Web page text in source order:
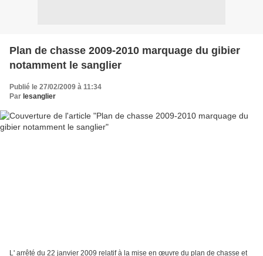
Plan de chasse 2009-2010 marquage du gibier
notamment le sanglier
Publié le 27/02/2009 à 11:34
Par lesanglier
L' arrêté du 22 janvier 2009 relatif à la mise en œuvre du plan de chasse et